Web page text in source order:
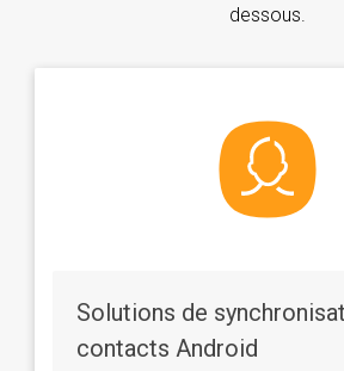
dessous.
Solutions de
contacts Android